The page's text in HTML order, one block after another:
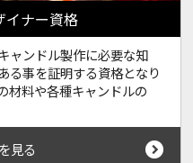
イナー資格
ャンドル製作に必要な知
る事を証明する資格となり
材料や各種キャンドルの
見る